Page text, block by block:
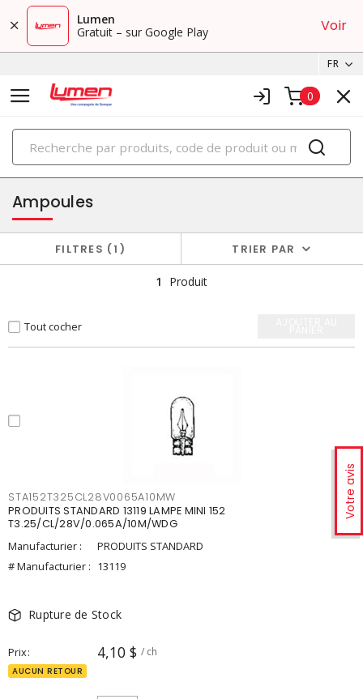
Lumen
Gratuit – sur Google Play
Voir
FR
0
PRODUITS
éclairage
Votre avis
Ampoules
FILTRES 1 TRIER PAR
1 Produit
Tout cocher
STA152T325CL28V0065A10MW
PRODUITS STANDARD 13119 LAMPE MINI 152
T3.25/CL/28V/0.065A/10M/WDG
Manufacturier :
PRODUITS STANDARD
# Manufacturier : 13119
Rupture de Stock
Prix 4,10 $ / ch
AUCUN RETOUR